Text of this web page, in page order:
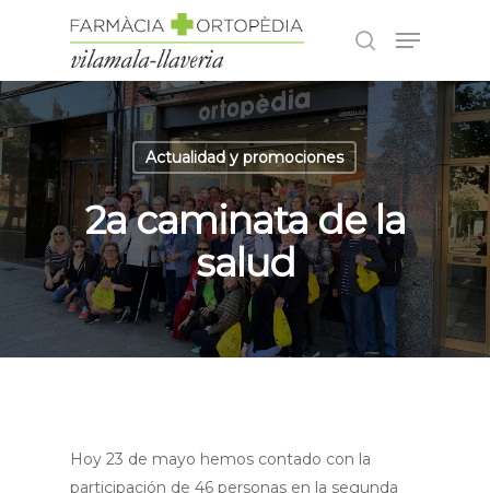
Hit enter to search or ESC to close
Actualidad y promociones
2a caminata de la
salud
Hoy 23 de mayo hemos contado con la
participación de 46 personas en la segunda